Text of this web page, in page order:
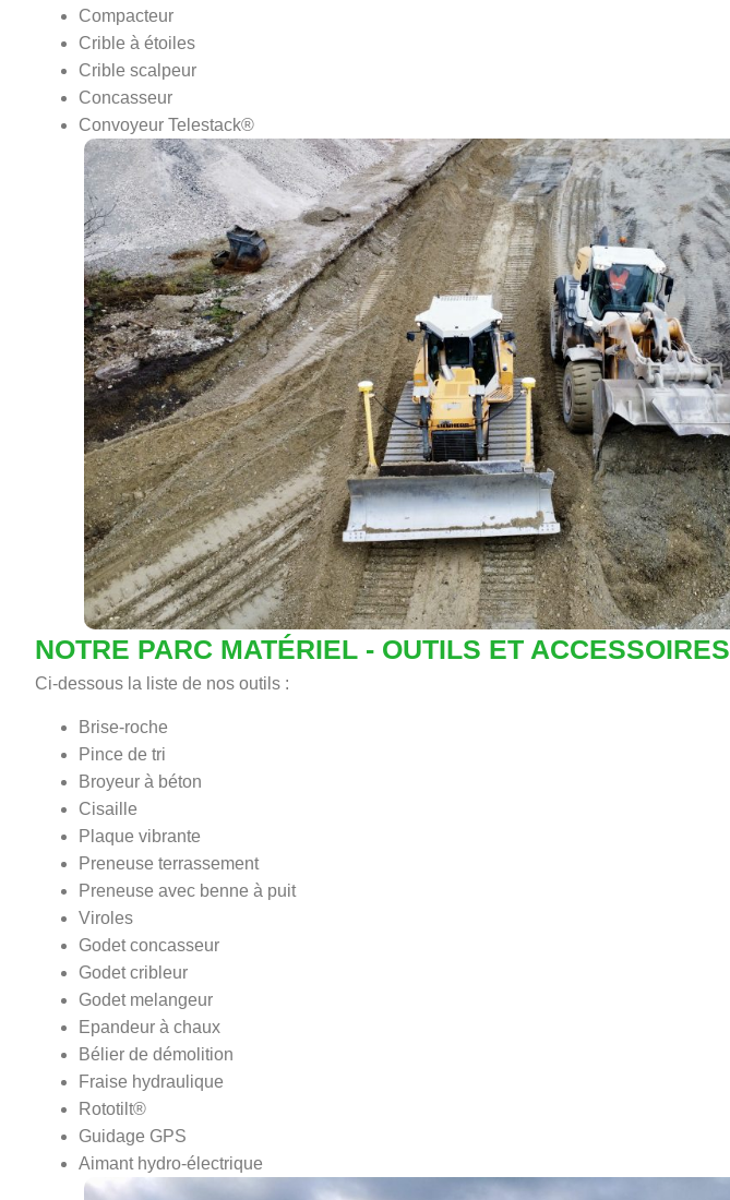
Compacteur
Crible à étoiles
Crible scalpeur
Concasseur
Convoyeur Telestack®
NOTRE PARC MATÉRIEL - OUTILS ET ACCESSOIRES
Ci-dessous la liste de nos outils :
Brise-roche
Pince de tri
Broyeur à béton
Cisaille
Plaque vibrante
Preneuse terrassement
Preneuse avec benne à puit
Viroles
Godet concasseur
Godet cribleur
Godet melangeur
Epandeur à chaux
Bélier de démolition
Fraise hydraulique
Rototilt®
Guidage GPS
Aimant hydro-électrique